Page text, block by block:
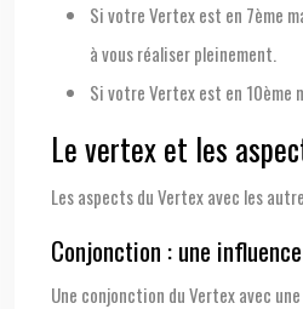
Si votre Vertex est en 7ème
à vous réaliser pleinement.
Si votre Vertex est en 10ème
Le vertex et les
Les aspects du Vertex avec les
Conjonction : une
Une conjonction du Vertex avec